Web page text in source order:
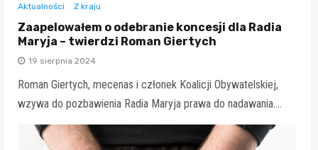
Aktualności Z kraju
Zaapelowałem o odebranie koncesji dla Radia
Maryja – twierdzi Roman Giertych
19 sierpnia 2024
Roman Giertych, mecenas i członek Koalicji Obywatelskiej,
wzywa do pozbawienia Radia Maryja prawa do nadawania.…